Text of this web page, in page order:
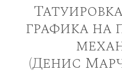
графика на
(Денис